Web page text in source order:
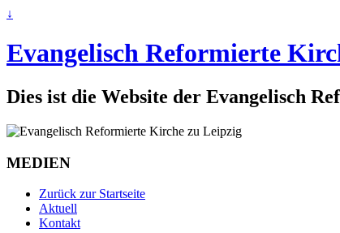
↓
Evangelisch Reformierte
Dies ist die Website der Evangelisch
MEDIEN
Zurück zur Startseite
Aktuell
Kontakt